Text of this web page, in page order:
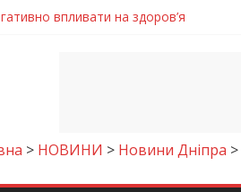
водної безпеки громади
клас
визнали найкращими в Україні
впливати на здоров’я
> НОВИНИ > Новини Дніпра >